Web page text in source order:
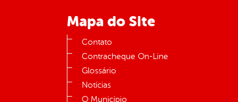
Mapa do Site
Contato
Contracheque On-Line
Glossário
Notícias
O Município